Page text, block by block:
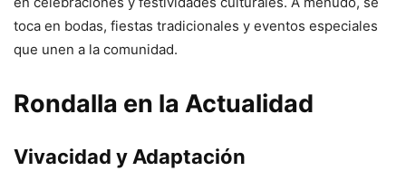
toca en bodas, fiestas tradicionales y eventos especiales
que unen a la comunidad.
Rondalla en la Actualidad
Vivacidad y Adaptación